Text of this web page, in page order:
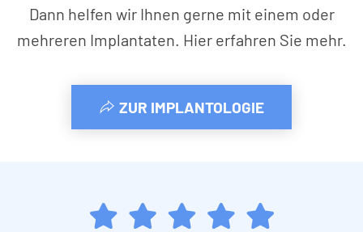
Dann helfen wir Ihnen gerne mit einem oder
mehreren Implantaten. Hier erfahren Sie mehr.
ZUR IMPLANTOLOGIE